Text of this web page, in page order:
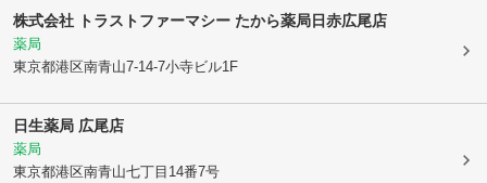
株式会社 トラストファーマシー たから薬局日赤広尾店
薬局
東京都港区南青山7-14-7小寺ビル1F
日生薬局 広尾店
薬局
東京都港区南青山七丁目14番7号